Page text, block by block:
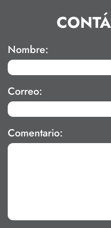
Nombre:
Correo:
Comentario: